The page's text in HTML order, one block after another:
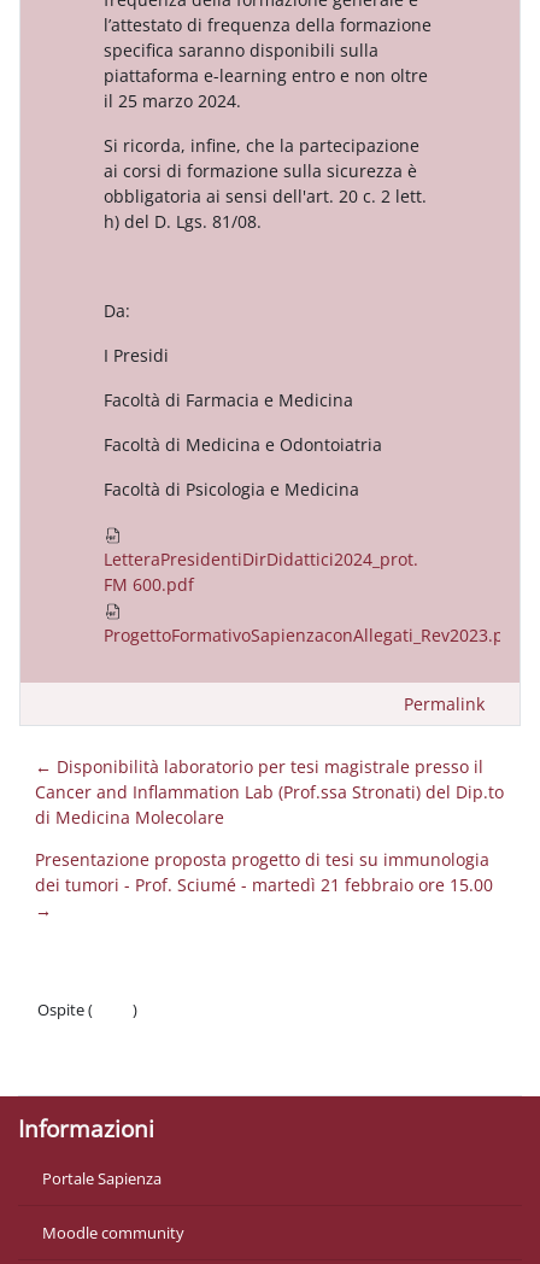
l’attestato di frequenza della formazione
specifica saranno disponibili sulla
piattaforma e-learning entro e non oltre
il 25 marzo 2024.
Si ricorda, infine, che la partecipazione
ai corsi di formazione sulla sicurezza è
obbligatoria ai sensi dell'art. 20 c. 2 lett.
h) del D. Lgs. 81/08.
Da:
I Presidi
Facoltà di Farmacia e Medicina
Facoltà di Medicina e Odontoiatria
Facoltà di Psicologia e Medicina
LetteraPresidentiDirDidattici2024_prot.
FM 600.pdf
ProgettoFormativoSapienzaconAllegati_Rev2023.pdf
Permalink
← Disponibilità laboratorio per tesi magistrale presso il
Cancer and Inflammation Lab (Prof.ssa Stronati) del Dip.to
di Medicina Molecolare
Presentazione proposta progetto di tesi su immunologia
dei tumori - Prof. Sciumé - martedì 21 febbraio ore 15.00
→
Ospite (
)
Informazioni
Portale Sapienza
Moodle community